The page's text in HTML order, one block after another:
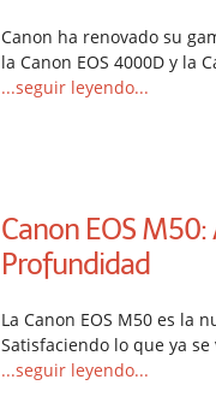
Canon ha renovado su
la Canon EOS 4000D y la
...seguir leyendo...
Canon EOS M50:
Profundidad
La Canon EOS M50 es la
Satisfaciendo lo que ya
...seguir leyendo...